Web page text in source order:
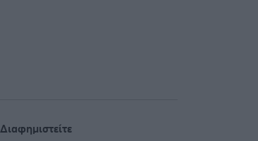
Διαφημιστείτε